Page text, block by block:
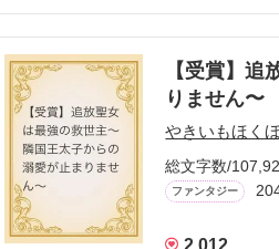
「いやっほぉぉおお〜い！！！！」
バンジーした侯爵令嬢の先にいたのは
甘いマスクの公爵様の頭上でした
「ど、どいてぇぇぇえ！！！！！」
【受賞】
りません〜
やきいもほく
総文字数/
ファンタジー